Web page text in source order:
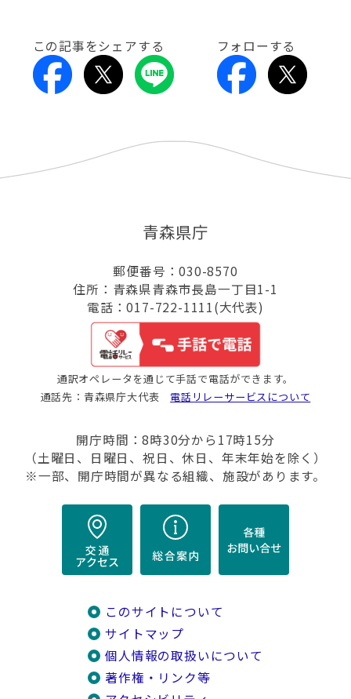
この記事をシェアする フォローする
青森県庁
郵便番号：030-8570
住所：青森県青森市長島一丁目1-1
電話：017-722-1111(大代表)
通訳オペレータを通じて手話で電話ができます。
通話先：青森県庁大代表 電話リレーサービスについて
開庁時間：8時30分から17時15分
（土曜日、日曜日、祝日、休日、年末年始を除く）
※一部、開庁時間が異なる組織、施設があります。
このサイトについて
サイトマップ
個人情報の取扱いについて
著作権・リンク等